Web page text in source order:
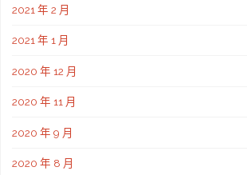
2021 年 2 月
2021 年 1 月
2020 年 12 月
2020 年 11 月
2020 年 9 月
2020 年 8 月